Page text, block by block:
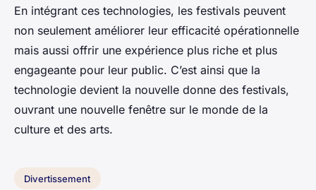
En intégrant ces technologies, les festivals peuvent
non seulement améliorer leur efficacité opérationnelle
mais aussi offrir une expérience plus riche et plus
engageante pour leur public. C’est ainsi que la
technologie devient la nouvelle donne des festivals,
ouvrant une nouvelle fenêtre sur le monde de la
culture et des arts.
Divertissement